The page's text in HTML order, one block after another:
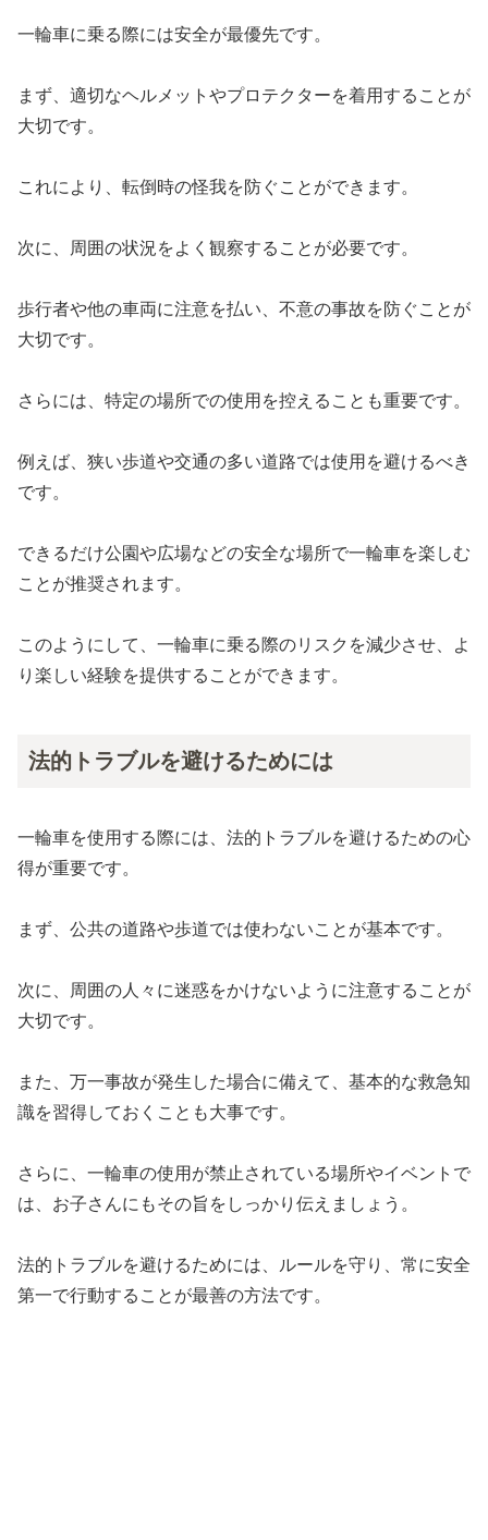
一輪車に乗る際には安全が最優先です。
まず、適切なヘルメットやプロテクターを着用することが
大切です。
これにより、転倒時の怪我を防ぐことができます。
次に、周囲の状況をよく観察することが必要です。
歩行者や他の車両に注意を払い、不意の事故を防ぐことが
大切です。
さらには、特定の場所での使用を控えることも重要です。
例えば、狭い歩道や交通の多い道路では使用を避けるべき
です。
できるだけ公園や広場などの安全な場所で一輪車を楽しむ
ことが推奨されます。
このようにして、一輪車に乗る際のリスクを減少させ、よ
り楽しい経験を提供することができます。
法的トラブルを避けるためには
一輪車を使用する際には、法的トラブルを避けるための心
得が重要です。
まず、公共の道路や歩道では使わないことが基本です。
次に、周囲の人々に迷惑をかけないように注意することが
大切です。
また、万一事故が発生した場合に備えて、基本的な救急知
識を習得しておくことも大事です。
さらに、一輪車の使用が禁止されている場所やイベントで
は、お子さんにもその旨をしっかり伝えましょう。
法的トラブルを避けるためには、ルールを守り、常に安全
第一で行動することが最善の方法です。